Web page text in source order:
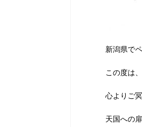
新潟県で
この度は
心よりご
天国への